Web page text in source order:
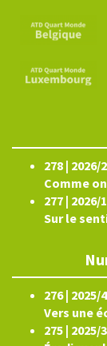
278 | 2026/2
Comme
277 | 2026/1
Sur le
276 | 2025/4
Vers une
275 | 2025/3